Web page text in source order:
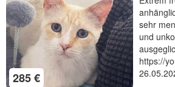
285 €
sehr
und
https://